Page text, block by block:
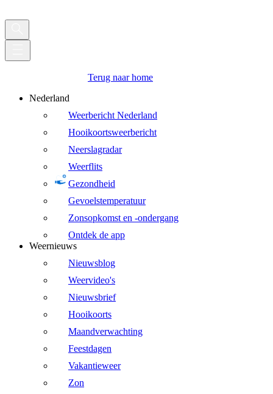
Terug naar home
Nederland
Weerbericht Nederland
Hooikoortsweerbericht
Neerslagradar
Weerflits
Gezondheid
Gevoelstemperatuur
Zonsopkomst en -ondergang
Ontdek de app
Weernieuws
Nieuwsblog
Weervideo's
Nieuwsbrief
Hooikoorts
Maandverwachting
Feestdagen
Vakantieweer
Zon